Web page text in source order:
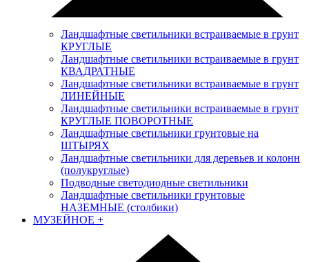
Ландшафтные светильники встраиваемые в грунт
КРУГЛЫЕ
Ландшафтные светильники встраиваемые в грунт
КВАДРАТНЫЕ
Ландшафтные светильники встраиваемые в грунт
ЛИНЕЙНЫЕ
Ландшафтные светильники встраиваемые в грунт
КРУГЛЫЕ ПОВОРОТНЫЕ
Ландшафтные светильники грунтовые на
ШТЫРЯХ
Ландшафтные светильники для деревьев и колонн
(полукруглые)
Подводные светодиодные светильники
Ландшафтные светильники грунтовые
НАЗЕМНЫЕ (столбики)
МУЗЕЙНОЕ +